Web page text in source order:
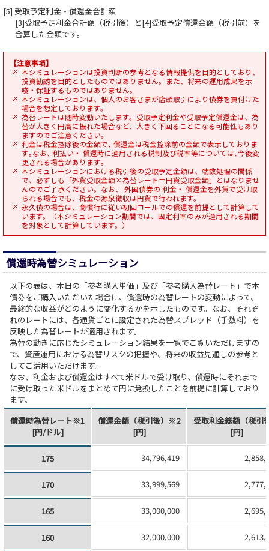
[5] 受取予定利金・償還金合計額
[3]受取予定利金合計額（税引後）と[4]受取予定償還金額（税引前）を
合算した金額です。
【注意事項】
本シミュレーションは投資判断の参考となる情報提供を目的としており、
投資勧誘を目的としたものではありません。また、将来の運用成果を示
唆・保証するものではありません。
本シミュレーションは、個人のお客さまが店頭取引により債券を買付けた
場合を想定しております。
為替レートは随時変動いたします。受取予定利金や受取予定償還金は、為
替が大きく円高に振れた場合など、大きく下回ることになる可能性もあり
ますのでご注意ください｡
利金は税金控除後の金額で､ 償還金は税金控除前の金額で表示しておりま
す｡なお､ 利払い・ 償還時に適用される税制及び税率等については､今後変
更される場合があります｡
本シミュレーションにおける税引後の受取予定金額は、端数処理の関係
で、必ずしも「外貨受取金額×為替レート＝円貨受取金額」とはなりませ
んのでご了承ください。なお、 外国債券の 利金・ 償還金を外貨で受け取
られる場合でも、税金の源泉徴収は円貨で行われます。
永久債の場合は、商慣行に従い初回コールでの償還を前提として計算して
います。（本シミュレーション期間では、固定利率のみが適用される期間
を対象として計算しています。）
償還時為替シミュレーション
以下の表は、本日の「参考購入単価」及び「参考購入為替レート」で本
債券をご購入いただいた場合に、償還時の為替レートの変動によって、
最終的な収益がどのように変化するかを示したものです。なお、それぞ
れのレートには、各通貨ごとに設定された為替スプレッド（手数料）を
反映した為替レートが適用されます。
為替の動きに応じたシミュレーション結果を一覧でご覧いただけますの
で、資産運用における為替リスクの把握や、将来の収益見通しの参考と
してご活用いただけます。
なお、利金および償還金はすべて米ドルで受け取り、償還時にそれまで
に受け取った米ドルをまとめて円に兌換したことを前提に計算しており
ます。
償還時為替レート※1
[円/ドル]
償還金額（税引後）※2
[円]
受取利金総額（税引
[円]
175 34,796,419
170 33,999,569
165 33,000,000
160 32,000,000